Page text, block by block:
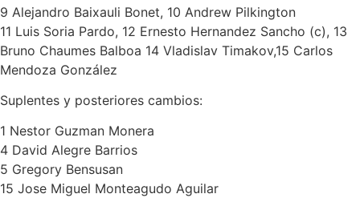
9 Alejandro Baixauli Bonet, 10 Andrew Pilkington
11 Luis Soria Pardo, 12 Ernesto Hernandez Sancho (c), 13
Bruno Chaumes Balboa 14 Vladislav Timakov,15 Carlos
Mendoza González
Suplentes y posteriores cambios:
1 Nestor Guzman Monera
4 David Alegre Barrios
5 Gregory Bensusan
15 Jose Miguel Monteagudo Aguilar